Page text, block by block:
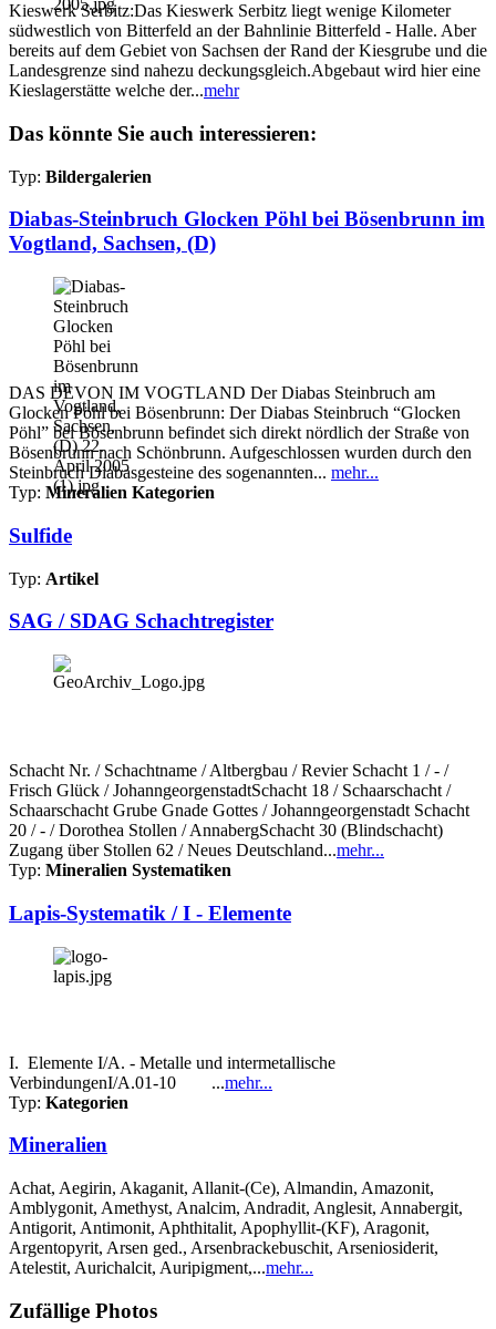
Kieswerk Serbitz:Das Kieswerk Serbitz liegt wenige Kilometer
südwestlich von Bitterfeld an der Bahnlinie Bitterfeld - Halle. Aber
bereits auf dem Gebiet von Sachsen der Rand der Kiesgrube und die
Landesgrenze sind nahezu deckungsgleich.Abgebaut wird hier eine
Kieslagerstätte welche der...mehr
Das könnte Sie auch interessieren:
Typ: Bildergalerien
Diabas-Steinbruch Glocken Pöhl bei Bösenbrunn im
Vogtland, Sachsen, (D)
DAS DEVON IM VOGTLAND Der Diabas Steinbruch am
Glocken Pöhl bei Bösenbrunn: Der Diabas Steinbruch “Glocken
Pöhl” bei Bösenbrunn befindet sich direkt nördlich der Straße von
Bösenbrunn nach Schönbrunn. Aufgeschlossen wurden durch den
Steinbruch Diabasgesteine des sogenannten... mehr...
Typ: Mineralien Kategorien
Sulfide
Typ: Artikel
SAG / SDAG Schachtregister
Schacht Nr. / Schachtname / Altbergbau / Revier Schacht 1 / - /
Frisch Glück / JohanngeorgenstadtSchacht 18 / Schaarschacht /
Schaarschacht Grube Gnade Gottes / Johanngeorgenstadt Schacht
20 / - / Dorothea Stollen / AnnabergSchacht 30 (Blindschacht)
Zugang über Stollen 62 / Neues Deutschland...mehr...
Typ: Mineralien Systematiken
Lapis-Systematik / I - Elemente
I. Elemente I/A. - Metalle und intermetallische
VerbindungenI/A.01-10 ...mehr...
Typ: Kategorien
Mineralien
Achat, Aegirin, Akaganit, Allanit-(Ce), Almandin, Amazonit,
Amblygonit, Amethyst, Analcim, Andradit, Anglesit, Annabergit,
Antigorit, Antimonit, Aphthitalit, Apophyllit-(KF), Aragonit,
Argentopyrit, Arsen ged., Arsenbrackebuschit, Arseniosiderit,
Atelestit, Aurichalcit, Auripigment,...mehr...
Zufällige Photos